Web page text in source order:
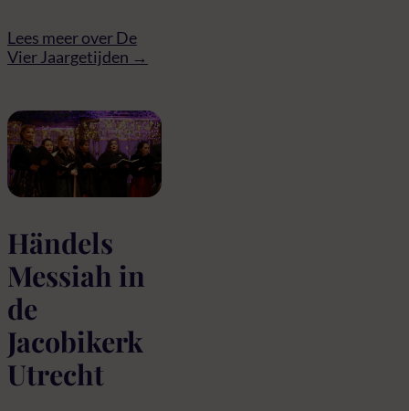
Lees meer over De
Vier Jaargetijden →
Händels
Messiah in
de
Jacobikerk
Utrecht